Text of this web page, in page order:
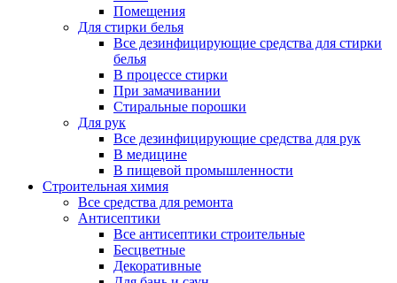
Помещения
Для стирки белья
Все дезинфицирующие средства для стирки
белья
В процессе стирки
При замачивании
Стиральные порошки
Для рук
Все дезинфицирующие средства для рук
В медицине
В пищевой промышленности
Строительная химия
Все средства для ремонта
Антисептики
Все антисептики строительные
Бесцветные
Декоративные